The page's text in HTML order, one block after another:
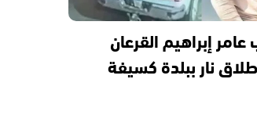
إبراهيم القرعان
نار ببلدة كسيفة